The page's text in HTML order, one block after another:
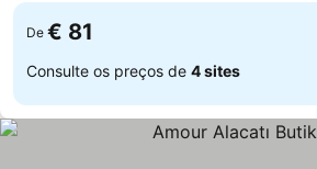
De € 81
Consulte os preços de 4 sites